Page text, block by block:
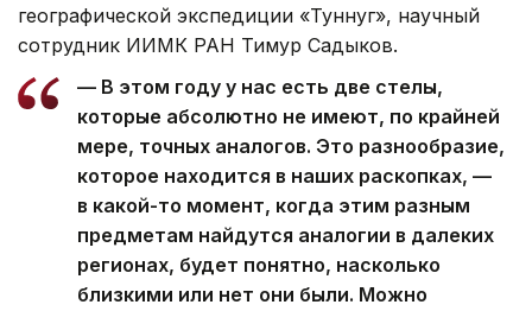
географической экспедиции «Туннуг», научный
сотрудник ИИМК РАН Тимур Садыков.
— В этом году у нас есть две стелы,
которые абсолютно не имеют, по крайней
мере, точных аналогов. Это разнообразие,
которое находится в наших раскопках, —
в какой-то момент, когда этим разным
предметам найдутся аналогии в далеких
регионах, будет понятно, насколько
близкими или нет они были. Можно